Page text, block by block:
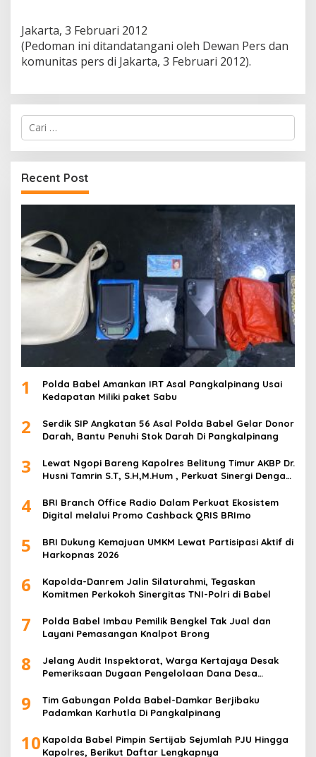
Jakarta, 3 Februari 2012
(Pedoman ini ditandatangani oleh Dewan Pers dan
komunitas pers di Jakarta, 3 Februari 2012).
Cari
untuk:
Recent Post
1
Polda Babel Amankan IRT Asal Pangkalpinang Usai
Kedapatan Miliki paket Sabu
2
Serdik SIP Angkatan 56 Asal Polda Babel Gelar Donor
Darah, Bantu Penuhi Stok Darah Di Pangkalpinang
3
Lewat Ngopi Bareng Kapolres Belitung Timur AKBP Dr.
Husni Tamrin S.T, S.H,M.Hum , Perkuat Sinergi Dengan
4
BRI Branch Office Radio Dalam Perkuat Ekosistem
Digital melalui Promo Cashback QRIS BRImo
5
BRI Dukung Kemajuan UMKM Lewat Partisipasi Aktif di
Harkopnas 2026
6
Kapolda-Danrem Jalin Silaturahmi, Tegaskan
Komitmen Perkokoh Sinergitas TNI-Polri di Babel
7
Polda Babel Imbau Pemilik Bengkel Tak Jual dan
Layani Pemasangan Knalpot Brong
8
Jelang Audit Inspektorat, Warga Kertajaya Desak
Pemeriksaan Dugaan Pengelolaan Dana Desa
9
Tim Gabungan Polda Babel-Damkar Berjibaku
Padamkan Karhutla Di Pangkalpinang
10 Kapolda Babel Pimpin Sertijab Sejumlah PJU Hingga
Kapolres, Berikut Daftar Lengkapnya